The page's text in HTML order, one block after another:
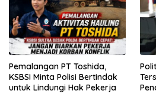
Pemalangan PT Toshida,
KSBSI Minta Polisi Bertindak
untuk Lindungi Hak Pekerja